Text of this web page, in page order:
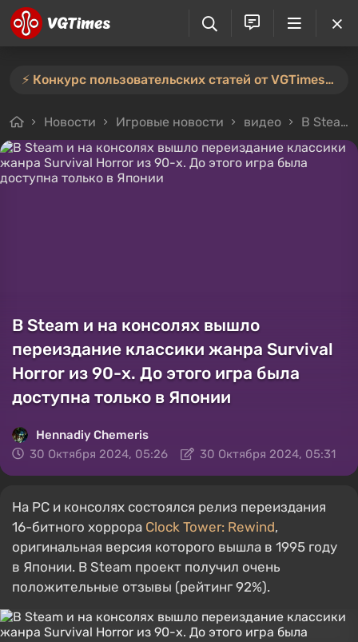
⚡️ Конкурс пользовательских статей от VGTimes продлён — участвуйте тут ⚡️
Новости Игровые новости видео В Steam и на консолях вышло переиздание классики жанра Survival Horror из 90-х. До этого игра была доступна только в Японии
В Steam и на консолях вышло
переиздание классики жанра Survival
Horror из 90-х. До этого игра была
доступна только в Японии
Hennadiy Chemеris
30 Октября 2024, 05:26
30 Октября 2024, 05:31
На PC и консолях состоялся релиз переиздания
16-битного хоррора Clock Tower: Rewind,
оригинальная версия которого вышла в 1995 году
в Японии. В Steam проект получил очень
положительные отзывы (рейтинг 92%).